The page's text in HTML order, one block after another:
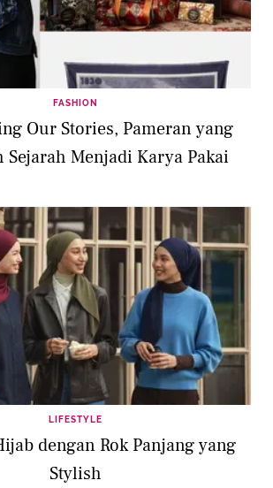
FASHION
Our Stories, Pameran yang
Sejarah Menjadi Karya Pakai
LIFESTYLE
dengan Rok Panjang yang
Stylish